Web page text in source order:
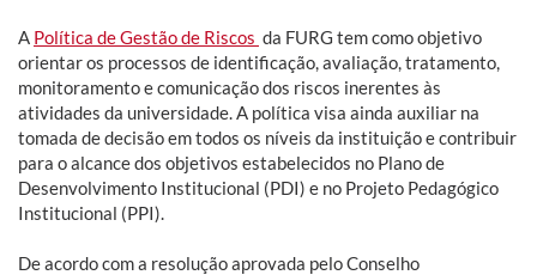
A Política de Gestão de Riscos da FURG tem como objetivo
orientar os processos de identificação, avaliação, tratamento,
monitoramento e comunicação dos riscos inerentes às
atividades da universidade. A política visa ainda auxiliar na
tomada de decisão em todos os níveis da instituição e contribuir
para o alcance dos objetivos estabelecidos no Plano de
Desenvolvimento Institucional (PDI) e no Projeto Pedagógico
Institucional (PPI).
De acordo com a resolução aprovada pelo Conselho